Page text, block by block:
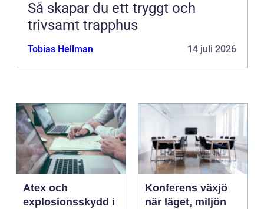
Så skapar du ett tryggt och
trivsamt trapphus
Tobias Hellman 14 juli 2026
Atex och
explosionsskydd i
Konferens växjö
när läget, miljön